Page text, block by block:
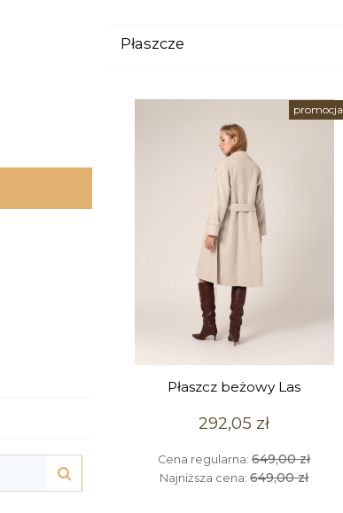
Płaszcze
Płaszcz beżowy Las
292,05 zł
Cena regularna: 649,00 zł
Najniższa cena: 649,00 zł
promocja